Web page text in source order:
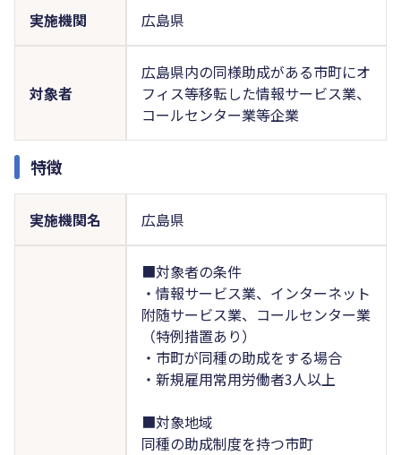
実施機関 広島県
対象者
広島県内の同様助成がある市町にオ
フィス等移転した情報サービス業、
コールセンター業等企業
特徴
実施機関名 広島県
■対象者の条件
・情報サービス業、インターネット
附随サービス業、コールセンター業
（特例措置あり）
・市町が同種の助成をする場合
・新規雇用常用労働者3人以上
■対象地域
同種の助成制度を持つ市町